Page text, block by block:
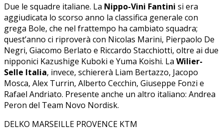
Due le squadre italiane. La Nippo-Vini Fantini si era
aggiudicata lo scorso anno la classifica generale con
grega Bole, che nel frattempo ha cambiato squadra;
quest’anno ci riproverà con Nicolas Marini, Pierpaolo De
Negri, Giacomo Berlato e Riccardo Stacchiotti, oltre ai due
nipponici Kazushige Kuboki e Yuma Koishi. La Wilier-
Selle Italia, invece, schiererà Liam Bertazzo, Jacopo
Mosca, Alex Turrin, Alberto Cecchin, Giuseppe Fonzi e
Rafael Andriato. Presente anche un altro italiano: Andrea
Peron del Team Novo Nordisk.
DELKO MARSEILLE PROVENCE KTM